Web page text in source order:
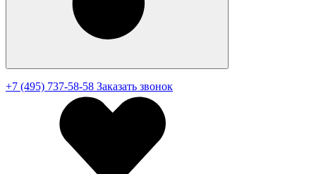
+7 (495) 737-58-58 Заказать звонок